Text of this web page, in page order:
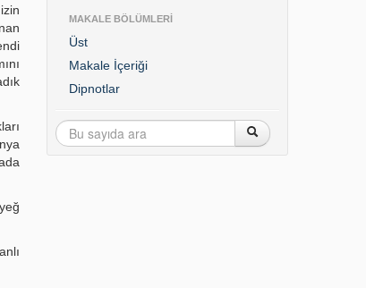
MAKALE BÖLÜMLERİ
Üst
Makale İçeriği
Dipnotlar